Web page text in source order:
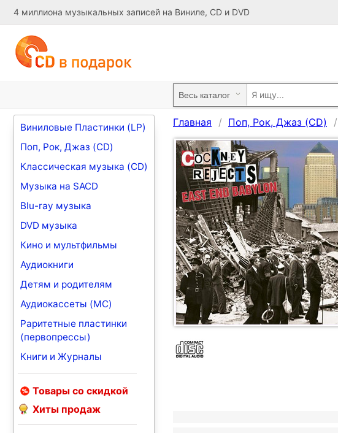
4 миллиона музыкальных записей на Виниле, CD и DVD
Виниловые Пластинки (LP)
Поп, Рок, Джаз (CD)
Классическая музыка (CD)
Музыка на SACD
Blu-ray музыка
DVD музыка
Кино и мультфильмы
Аудиокниги
Детям и родителям
Аудиокассеты (MC)
Раритетные пластинки
(первопрессы)
Книги и Журналы
Товары со скидкой
Хиты продаж
Главная Поп, Рок, Джаз (CD)